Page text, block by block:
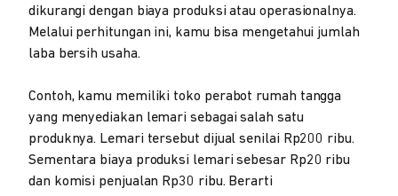
dikurangi dengan biaya produksi atau operasionalnya.
Melalui perhitungan ini, kamu bisa mengetahui jumlah
laba bersih usaha.
Contoh, kamu memiliki toko perabot rumah tangga
yang menyediakan lemari sebagai salah satu
produknya. Lemari tersebut dijual senilai Rp200 ribu.
Sementara biaya produksi lemari sebesar Rp20 ribu
dan komisi penjualan Rp30 ribu. Berarti